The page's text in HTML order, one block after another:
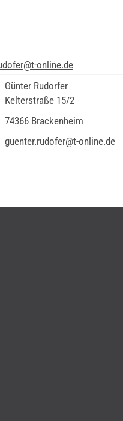
online.de
Günter Rudorfer
Kelterstraße 15/2
74366 Brackenheim
guenter.rudofer@t-online.de